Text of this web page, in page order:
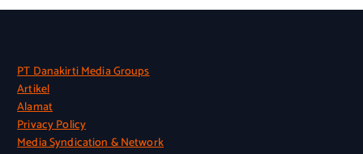
PT Danakirti Media Groups
Artikel
Alamat
Privacy Policy
Media Syndication & Network